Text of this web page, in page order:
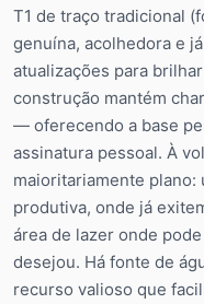
T1 de traço tradicional
genuína, acolhedora e
atualizações para
construção mantém
— oferecendo a base
assinatura pessoal. À
maioritariamente plano:
produtiva, onde já
área de lazer onde
desejou. Há fonte de
recurso valioso que